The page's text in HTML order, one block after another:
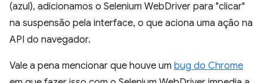
(azul), adicionamos o Selenium WebDriver para "clicar"
na suspensão pela interface, o que aciona uma ação na
API do navegador.
Vale a pena mencionar que houve um bug do Chrome